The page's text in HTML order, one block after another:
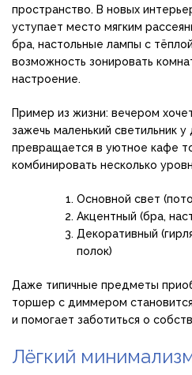
пространство. В новых
уступает место мягким
бра, настольные лампы с
возможность зонировать
настроение.
Пример из жизни: вечером
зажечь маленький светильник
превращается в уютное кафе
комбинировать несколько
Основной свет
Акцентный (бра,
Декоративный
полок)
Даже типичные предметы
торшер с диммером
и помогает заботиться о
Лёгкий